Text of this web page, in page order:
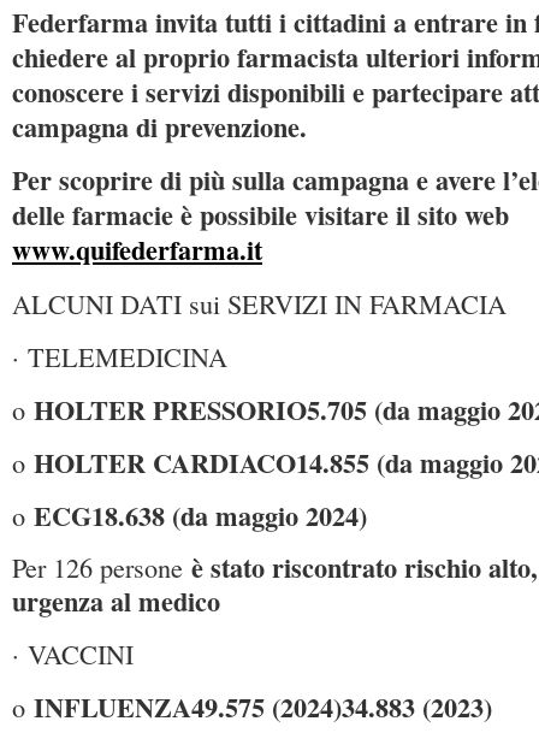
Federfarma invita tutti i cittadini a entrare in
chiedere al proprio farmacista ulteriori
conoscere i servizi disponibili e partecipare
campagna di prevenzione.
Per scoprire di più sulla campagna e avere
delle farmacie è possibile visitare il sito web
www.quifederfarma.it
ALCUNI DATI sui SERVIZI IN FARMACIA
· TELEMEDICINA
o HOLTER PRESSORIO5.705 (da maggio
o HOLTER CARDIACO14.855 (da maggio
o ECG18.638 (da maggio 2024)
Per 126 persone è stato riscontrato rischio
urgenza al medico
· VACCINI
o INFLUENZA49.575 (2024)34.883 (2023)